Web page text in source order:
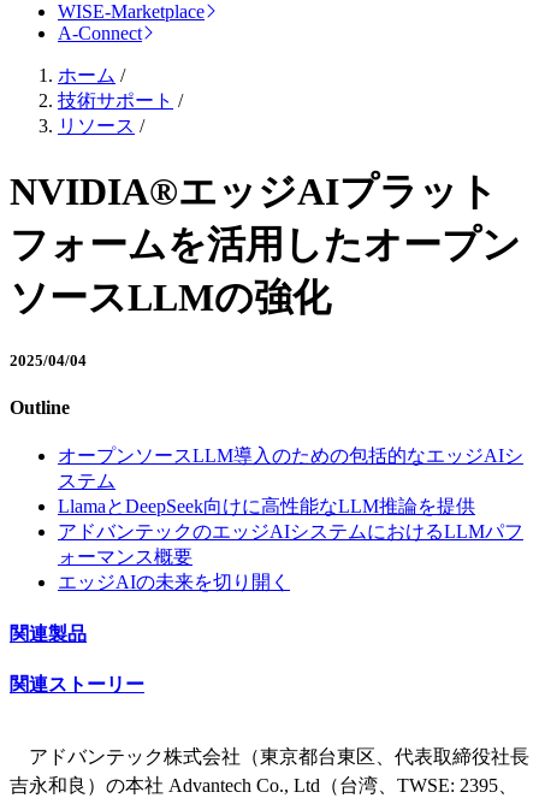
WISE-Marketplace
A-Connect
ホーム /
技術サポート /
リソース /
NVIDIA®エッジAIプラット
フォームを活用したオープン
ソースLLMの強化
2025/04/04
Outline
オープンソースLLM導入のための包括的なエッジAIシ
ステム
LlamaとDeepSeek向けに高性能なLLM推論を提供
アドバンテックのエッジAIシステムにおけるLLMパフ
ォーマンス概要
エッジAIの未来を切り開く
関連製品
関連ストーリー
アドバンテック株式会社（東京都台東区、代表取締役社長
吉永和良）の本社 Advantech Co., Ltd（台湾、TWSE: 2395、